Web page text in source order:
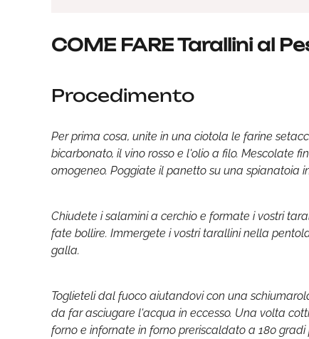
COME FARE Tarallini al
Procedimento
Per prima cosa, unite in una ciotola le farine
bicarbonato, il vino rosso e l'olio a filo. Mescolate
omogeneo. Poggiate il panetto su una spianatoia
Chiudete i salamini a cerchio e formate i vostri
fate bollire. Immergete i vostri tarallini nella
galla.
Toglieteli dal fuoco aiutandovi con una
da far asciugare l'acqua in eccesso. Una volta
forno e infornate in forno preriscaldato a 180